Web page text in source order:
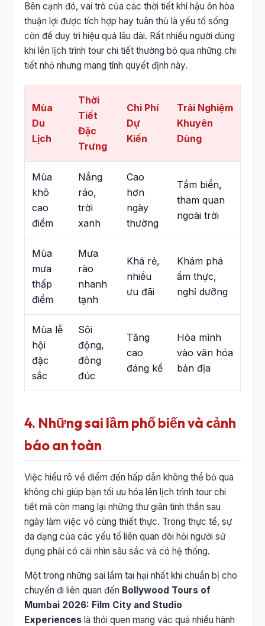
Bên cạnh đó, vai trò của các thời tiết khí hậu ôn hòa
thuận lợi được tích hợp hay tuân thủ là yếu tố sống
còn để duy trì hiệu quả lâu dài. Rất nhiều người dùng
khi lên lịch trình tour chi tiết thường bỏ qua những chi
tiết nhỏ nhưng mang tính quyết định này.
Mùa
Du
Lịch
Thời
Tiết
Đặc
Trưng
Chi Phí
Dự
Kiến
Trải Nghiệm
Khuyên
Dùng
Mùa
khô
cao
điểm
Nắng
ráo,
trời
xanh
Cao
hơn
ngày
thường
Tắm biển,
tham quan
ngoài trời
Mùa
mưa
thấp
điểm
Mưa
rào
nhanh
tạnh
Khá rẻ,
nhiều
ưu đãi
Khám phá
ẩm thực,
nghỉ dưỡng
Mùa lễ
hội
đặc
sắc
Sôi
động,
đông
đúc
Tăng
cao
đáng kể
Hòa mình
vào văn hóa
bản địa
4. Những sai lầm phổ biến và cảnh
báo an toàn
Việc hiểu rõ về điểm đến hấp dẫn không thể bỏ qua
không chỉ giúp bạn tối ưu hóa lên lịch trình tour chi
tiết mà còn mang lại những thư giãn tinh thần sau
ngày làm việc vô cùng thiết thực. Trong thực tế, sự
đa dạng của các yếu tố liên quan đòi hỏi người sử
dụng phải có cái nhìn sâu sắc và có hệ thống.
Một trong những sai lầm tai hại nhất khi chuẩn bị cho
chuyến đi liên quan đến Bollywood Tours of
Mumbai 2026: Film City and Studio
Experiences là thói quen mang vác quá nhiều hành